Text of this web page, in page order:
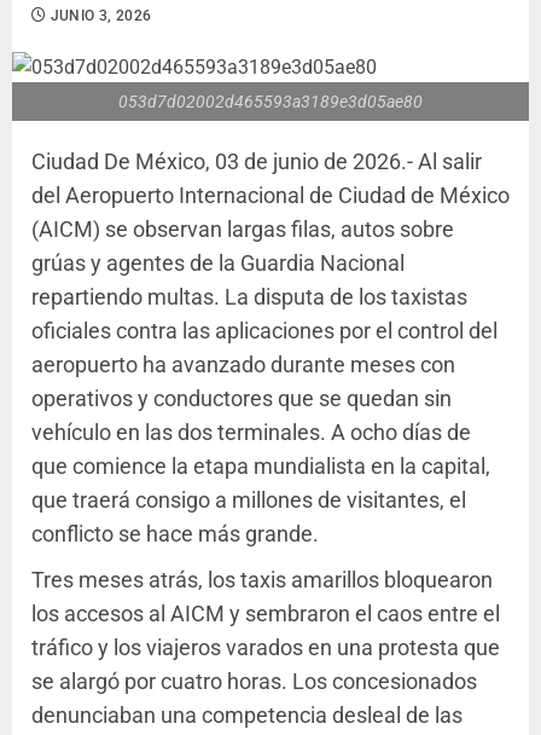
JUNIO 3, 2026
053d7d02002d465593a3189e3d05ae80
Ciudad De México, 03 de junio de 2026.- Al salir
del Aeropuerto Internacional de Ciudad de México
(AICM) se observan largas filas, autos sobre
grúas y agentes de la Guardia Nacional
repartiendo multas. La disputa de los taxistas
oficiales contra las aplicaciones por el control del
aeropuerto ha avanzado durante meses con
operativos y conductores que se quedan sin
vehículo en las dos terminales. A ocho días de
que comience la etapa mundialista en la capital,
que traerá consigo a millones de visitantes, el
conflicto se hace más grande.
Tres meses atrás, los taxis amarillos bloquearon
los accesos al AICM y sembraron el caos entre el
tráfico y los viajeros varados en una protesta que
se alargó por cuatro horas. Los concesionados
denunciaban una competencia desleal de las